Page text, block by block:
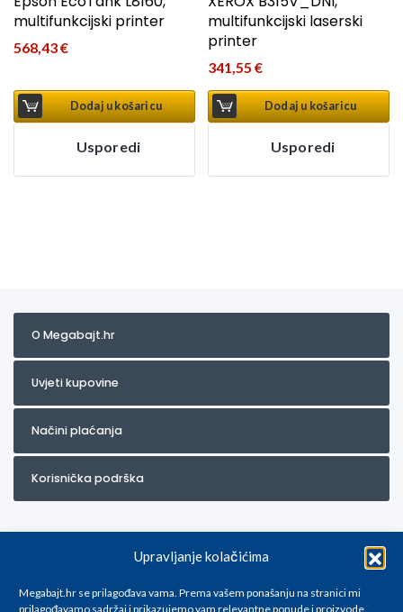
Upravljanje kolačićima
Megabajt.hr se prilagođava vama. Prema vašem ponašanju na stranici mi
prilagođavamo sadržaj i prikazujemo vam relevantne ponude i proizvode.
multifunkcijski printer
568,43€
Dodaj u košaricu
Usporedi
multifunkcijski laserski
printer
341,55€
Dodaj u košaricu
Usporedi
O Megabajt.hr
Uvjeti kupovine
Načini plaćanja
Korisnička podrška